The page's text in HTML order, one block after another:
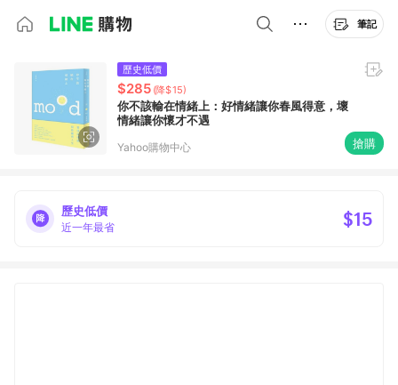
筆記
歷史低價
$285 (降$15)
你不該輸在情緒上：好情緒讓你春風得意，壞
情緒讓你懷才不遇
Yahoo購物中心 搶購
歷史低價
近一年最省 $15